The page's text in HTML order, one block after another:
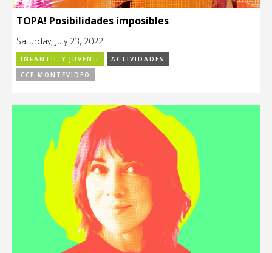
TOPA! Posibilidades imposibles
Saturday, July 23, 2022.
INFANTIL Y JUVENIL
ACTIVIDADES
CCE MONTEVIDEO